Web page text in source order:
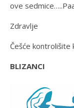
ove
Zdravlje
Češće kontrolišite
BLIZANCI